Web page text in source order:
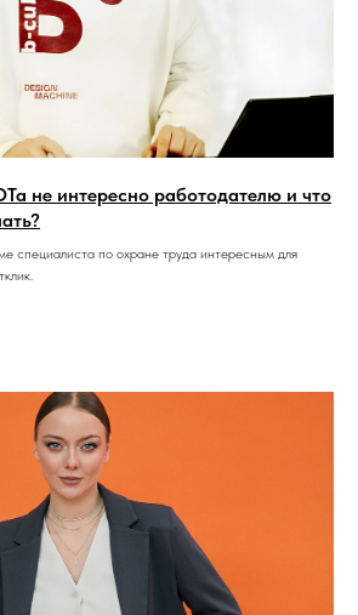
не интересно работодателю и что
специалиста по охране труда интересным для